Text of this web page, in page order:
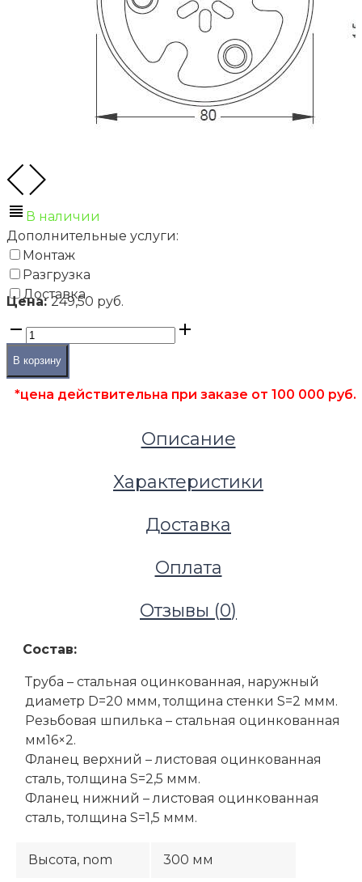
Фальшполы
Стойки (опоры) для фальшпола
Стойка РОК300БS (диапазон регулировки 267-
В наличии
Дополнительные услуги:
Монтаж
Разгрузка
Доставка
Цена:249,50 руб.
В корзину
*цена действительна при заказе от 100 000 руб.
Описание
Характеристики
Доставка
Оплата
Отзывы (0)
Состав:
Труба – стальная оцинкованная, наружный
диаметр D=20 ммм, толщина стенки S=2 ммм.
Резьбовая шпилька – стальная оцинкованная
мм16×2.
Фланец верхний – листовая оцинкованная
сталь, толщина S=2,5 ммм.
Фланец нижний – листовая оцинкованная
сталь, толщина S=1,5 ммм.
Высота, nom 300 мм